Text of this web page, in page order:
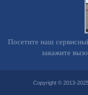
Посетите наш
закажите
Copyright © 2013-